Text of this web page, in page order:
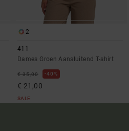
2
411
Dames Groen Aansluitend T-shirt
€ 35,00 40%
€ 21,00
SALE